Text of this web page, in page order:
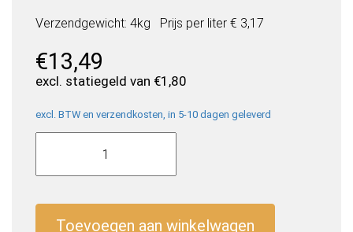
Verzendgewicht: 4kg Prijs per liter € 3,17
€13,49
excl. statiegeld van €1,80
excl. BTW en verzendkosten, in 5-10 dagen geleverd
La
Sparkling
Toevoegen aan winkelwagen